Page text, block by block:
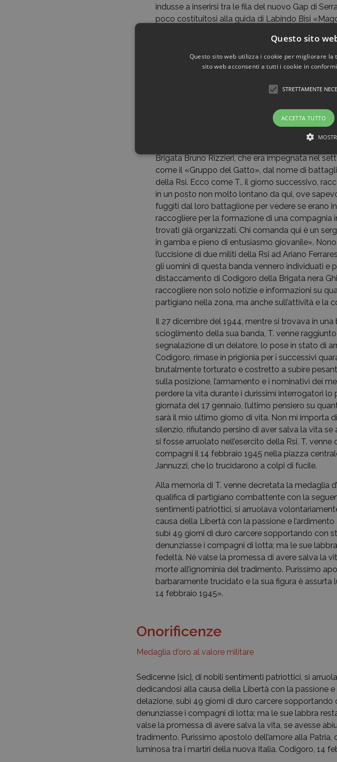
indusse a inserirsi tra le fila del nuovo Gap di
poco costituitosi alla guida di Labindo Bisi
congedo» che stava tentando di organizzare
probabilmente a questa data che ci si deve
del giovane visto che, poco più avanti, ebbe
liberazione, in fondo, aveva già delineato i tratti
nel sangue le idee a noi contrarie» e,
del sangue fra fratelli, vendette e odii non vi
Brigata Bruno Rizzieri, che era impegnata nel
come il «Gruppo del Gatto», dal nome di
della Rsi. Ecco come T., il giorno successivo,
in un posto non molto lontano da qui, ove
fuggiti dal loro battaglione per vedere se erano
raccogliere per la formazione di una compagnia
trovati già organizzati. Chi comanda qui è un
in gamba e pieno di entusiasmo giovanile».
l’uccisione di due militi della Rsi ad Ariano
gli uomini di questa banda vennero individuati
distaccamento di Codigoro della Brigata nera
raccogliere non solo notizie e informazioni su
partigiano nella zona, ma anche sull’attività e la
Il 27 dicembre del 1944, mentre si trovava in
scioglimento della sua banda, T. venne
segnalazione di un delatore, lo pose in stato di
Codigoro, rimase in prigionia per i successivi
brutalmente torturato e costretto a subire
sulla posizione, l’armamento e i nominativi dei
perdere la vita durante i durissimi interrogatori
giornata del 17 gennaio, l’ultimo pensiero su
sarà il mio ultimo giorno di vita. Non mi importa
silenzio, rifiutando persino di aver salva la vita
si fosse arruolato nell’esercito della Rsi, T.
compagni il 14 febbraio 1945 nella piazza
Jannuzzi, che lo trucidarono a colpi di fucile.
Alla memoria di T. venne decretata la medaglia
qualifica di partigiano combattente con la
sentimenti patriottici, si arruolava
causa della Libertà con la passione e
subì 49 giorni di duro carcere sopportando con
denunziasse i compagni di lotta; ma le sue
fedeltà. Né valse la promessa di avere salva la
morte all’ignominia del tradimento. Purissimo
barbaramente trucidato e la sua figura è assurta
14 febbraio 1945».
Onorificenze
Medaglia d'oro al valore militare
Sedicenne [sic], di nobili sentimenti patriottici, si
dedicandosi alla causa della Libertà con la passione
delazione, subì 49 giorni di duro carcere
denunziasse i compagni di lotta; ma le sue labbra
valse la promessa di avere salva la vita, se avesse
tradimento. Purissimo apostolo dell’amore alla
luminosa tra i martiri della nuova Italia. Codigoro, 14
Questo sito
Questo sito web utilizza i cookie per migliorare
sito web acconsenti a tutti i cookie in
STRETTAMENTE
ACCETTA TUTTO